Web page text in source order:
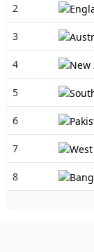
2
3
4
5
6
7
8